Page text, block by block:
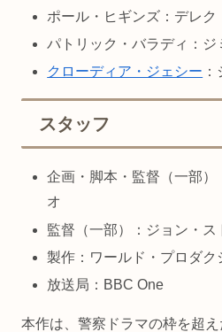
ポール・ヒギンズ：デレク
パトリック・バラディ：
クローディア・ジェシー
スタッフ
企画・脚本・監督（一部）
オ
監督（一部）：ジョン・ス
製作：ワールド・プロダク
放送局：BBC One
本作は、警察ドラマの枠を超